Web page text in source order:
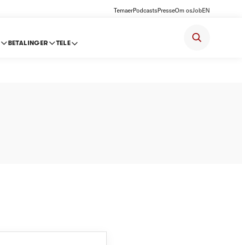
TemaerPodcastsPresseOm osJobEN
BETALINGER TELE